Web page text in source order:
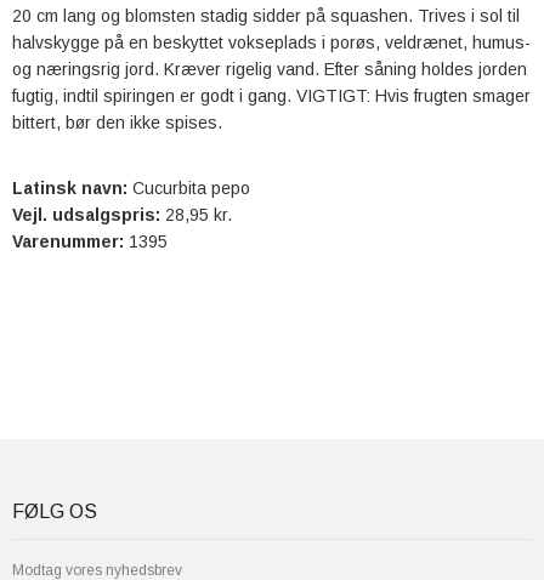
20 cm lang og blomsten stadig sidder på squashen. Trives i sol til
halvskygge på en beskyttet vokseplads i porøs, veldrænet, humus-
og næringsrig jord. Kræver rigelig vand. Efter såning holdes jorden
fugtig, indtil spiringen er godt i gang. VIGTIGT: Hvis frugten smager
bittert, bør den ikke spises.
Latinsk navn: Cucurbita pepo
Vejl. udsalgspris: 28,95 kr.
Varenummer: 1395
FØLG OS
Modtag vores nyhedsbrev